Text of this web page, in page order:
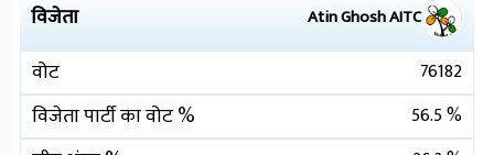
विजेता Atin GhoshAITC
वोट 76182
विजेता पार्टी का वोट % 56.5%